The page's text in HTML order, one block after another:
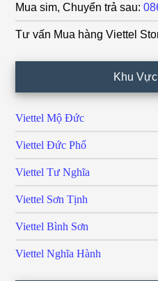
Mua sim, Chuyển trả sau:
Tư vấn Mua hàng Viettel
Khu
Viettel Mộ Đức
Viettel Đức Phổ
Viettel Tư Nghĩa
Viettel Sơn Tịnh
Viettel Bình Sơn
Viettel Nghĩa Hành